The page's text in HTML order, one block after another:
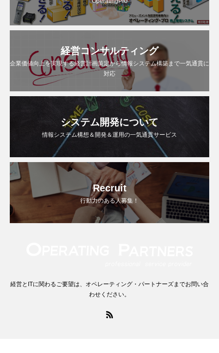
経営コンサルティング
企業価値向上を実現する経営計画策定から情報システム構築まで一気通貫に
対応
システム開発について
情報システム構想＆開発＆運用の一気通貫サービス
Recruit
行動力のある人募集！
経営とITに関わるご要望は、オペレーティング・パートナーズまでお問い合
わせください。